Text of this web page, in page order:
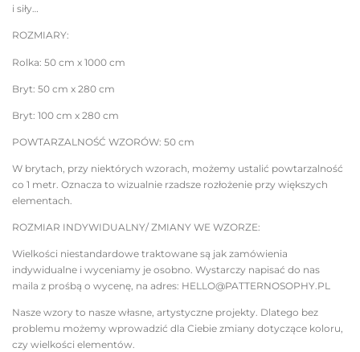
i siły…
ROZMIARY:
Rolka: 50 cm x 1000 cm
Bryt: 50 cm x 280 cm
Bryt: 100 cm x 280 cm
POWTARZALNOŚĆ WZORÓW: 50 cm
W brytach, przy niektórych wzorach, możemy ustalić powtarzalność
co 1 metr. Oznacza to wizualnie rzadsze rozłożenie przy większych
elementach.
ROZMIAR INDYWIDUALNY/ ZMIANY WE WZORZE:
Wielkości niestandardowe traktowane są jak zamówienia
indywidualne i wyceniamy je osobno. Wystarczy napisać do nas
maila z prośbą o wycenę, na adres: HELLO@PATTERNOSOPHY.PL
Nasze wzory to nasze własne, artystyczne projekty. Dlatego bez
problemu możemy wprowadzić dla Ciebie zmiany dotyczące koloru,
czy wielkości elementów.